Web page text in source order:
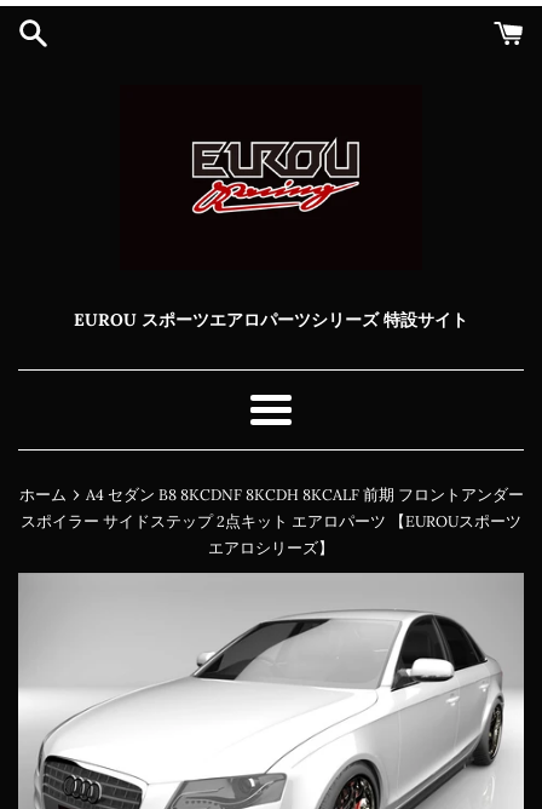
コ
EUROU スポーツエアロパーツシリーズ 特設サイト
メ
ニ
ー
ホーム › A4 セダン B8 8KCDNF 8KCDH 8KCALF 前期 フロントアンダー
スポイラー サイドステップ 2点キット エアロパーツ 【EUROUスポーツ
エアロシリーズ】